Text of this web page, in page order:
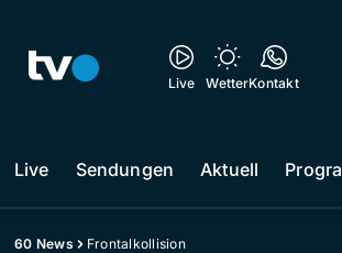
Live WetterKontakt
Live Sendungen Aktuell
60 News Frontalkollision